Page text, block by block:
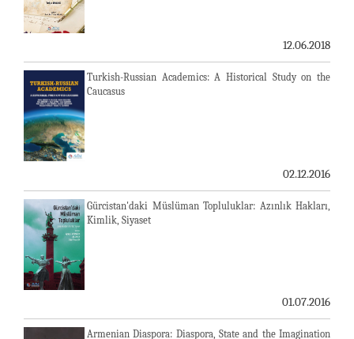
12.06.2018
Turkish-Russian Academics: A Historical Study on the
Caucasus
02.12.2016
Gürcistan'daki Müslüman Topluluklar: Azınlık Hakları,
Kimlik, Siyaset
01.07.2016
Armenian Diaspora: Diaspora, State and the Imagination